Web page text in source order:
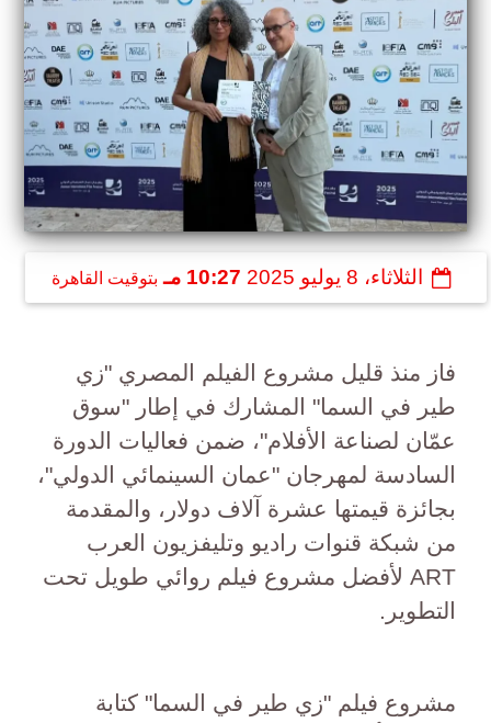
الثلاثاء، 8 يوليو 2025 10:27 مـ بتوقيت القاهرة
فاز منذ قليل مشروع الفيلم المصري "زي
طير في السما" المشارك في إطار "سوق
عمّان لصناعة الأفلام"، ضمن فعاليات الدورة
السادسة لمهرجان "عمان السينمائي الدولي"،
بجائزة قيمتها عشرة آلاف دولار، والمقدمة
من شبكة قنوات راديو وتليفزيون العرب
ART لأفضل مشروع فيلم روائي طويل تحت
التطوير.
مشروع فيلم "زي طير في السما" كتابة